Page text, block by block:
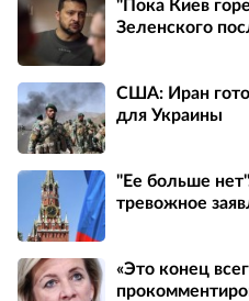
"Пока Киев
Зеленского
США: Иран
для Украины
"Ее больше
тревожное
«Это конец